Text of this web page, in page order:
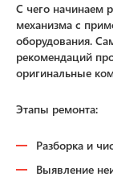
С чего начинаем
механизма с
оборудования.
рекомендаций
оригинальные
Этапы ремонта:
Разборка и
Выявление